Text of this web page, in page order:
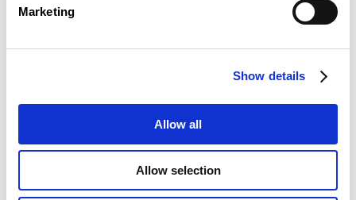
Marketing
Show details
Allow all
Allow selection
Other events